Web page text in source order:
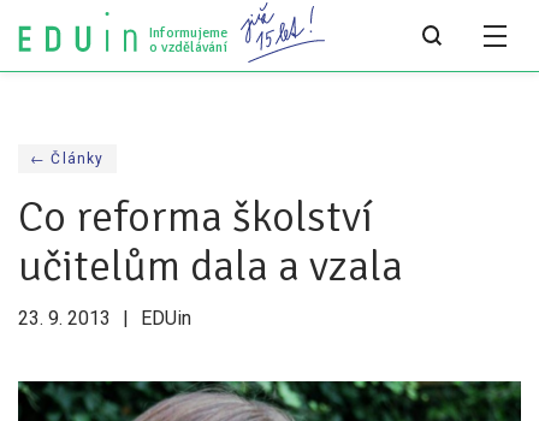
Informujeme
o vzdělávání
Všechny články
Všechny články
Všechny analýzy
← Články
Co reforma školství
učitelům dala a vzala
23. 9. 2013 EDUin